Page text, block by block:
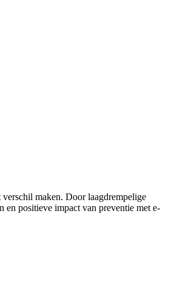
maken. Door laagdrempelige
en positieve impact van preventie met e-